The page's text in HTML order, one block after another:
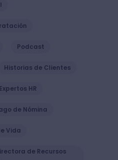
Podcast
Historias de Clientes
Expertos HR
de Nómina
Vida
de Recursos